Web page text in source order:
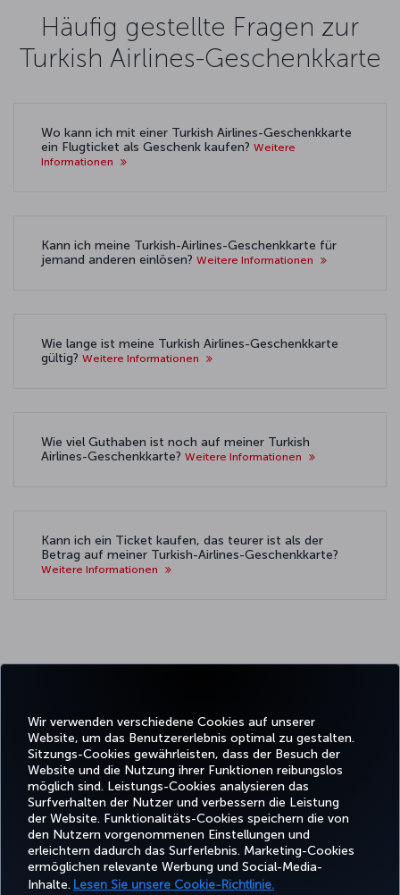
Wir verwenden verschiedene Cookies auf unserer
Website, um das Benutzererlebnis optimal zu gestalten.
Sitzungs-Cookies gewährleisten, dass der Besuch der
Website und die Nutzung ihrer Funktionen reibungslos
möglich sind. Leistungs-Cookies analysieren das
Surfverhalten der Nutzer und verbessern die Leistung
der Website. Funktionalitäts-Cookies speichern die von
den Nutzern vorgenommenen Einstellungen und
erleichtern dadurch das Surferlebnis. Marketing-Cookies
ermöglichen relevante Werbung und Social-Media-
Inhalte. Lesen Sie unsere Cookie-Richtlinie.
Häufig gestellte Fragen zur
Turkish Airlines-Geschenkkarte
Wo kann ich mit einer Turkish Airlines-Geschenkkarte
ein Flugticket als Geschenk kaufen? Weitere
Informationen
Kann ich meine Turkish-Airlines-Geschenkkarte für
jemand anderen einlösen? Weitere Informationen
Wie lange ist meine Turkish Airlines-Geschenkkarte
gültig? Weitere Informationen
Wie viel Guthaben ist noch auf meiner Turkish
Airlines-Geschenkkarte? Weitere Informationen
Kann ich ein Ticket kaufen, das teurer ist als der
Betrag auf meiner Turkish-Airlines-Geschenkkarte?
Weitere Informationen
besuchen Sie bitte die SeiteHäufig
gestellte Fragen.
Facebook
TwitterInstagram
YouTubeLinkedIn
TikTokBlog
UND
VERWALTEN
ERLEBNIS
UND
REISEZIELE
HILFE
AIRLINES
HOLIDAYS